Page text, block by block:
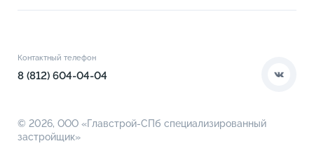
Благоустройство
О компании
Контактный телефон
8 (812) 604-04-04
© 2026, ООО «Главстрой-СПб специализированный
застройщик»